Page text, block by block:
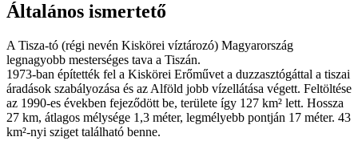
Általános ismertető
A Tisza-tó (régi nevén Kiskörei víztározó) Magyarország
legnagyobb mesterséges tava a Tiszán.
1973-ban építették fel a Kiskörei Erőművet a duzzasztógáttal a tiszai
áradások szabályozása és az Alföld jobb vízellátása végett. Feltöltése
az 1990-es években fejeződött be, területe így 127 km² lett. Hossza
27 km, átlagos mélysége 1,3 méter, legmélyebb pontján 17 méter. 43
km²-nyi sziget található benne.